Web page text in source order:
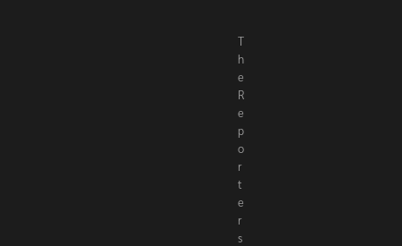
h
e
R
e
p
o
r
t
e
r
s
เ